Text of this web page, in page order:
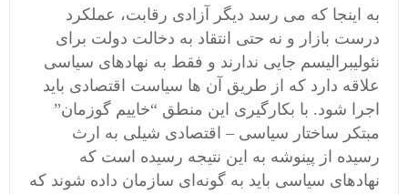
به اینجا که می رسد دیگر آزادی رقابت، عملکرد
درست بازار و نه حتی انتقاد به دخالت دولت برای
نئولیبرالیسم جایی ندارند و فقط به نهادهای سیاسی
علاقه دارد که از طریق آن ها سیاست اقتصادی باید
اجرا شود. با بکارگیری این منطق “خاییم گوزمان”
مبتکر ساختار سیاسی – اقتصادی شیلی به ارث
رسیده از پینوشه به این نتیجه رسیده است که
نهادهای سیاسی باید به گونه‌ای سازمان داده شوند که